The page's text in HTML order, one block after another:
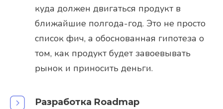
куда должен двигаться продукт в
ближайшие полгода-год. Это не просто
список фич, а обоснованная гипотеза о
том, как продукт будет завоевывать
рынок и приносить деньги.
Разработка Roadmap